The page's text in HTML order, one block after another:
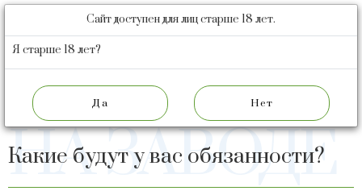
ЗАВОД
КАРЬЕРА
НА ЗАВОДЕ
ШТУКАТУР
Какие будут у вас обязанности?
Сайт доступен для лиц старше 18 лет.
Я старше 18 лет?